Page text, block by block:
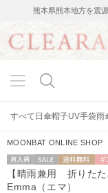
熊本県熊本地方を震
すべて 日傘帽子UV手袋雨
MOONBAT ONLINE SHOP
再入荷セー
ル
送料無料 ギ
け
【晴雨兼用 折りた
Emma（エマ）